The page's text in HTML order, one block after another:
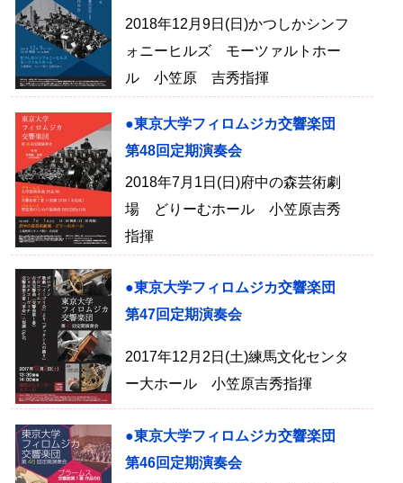
2018年12月9日(日)かつしかシンフ
ォニーヒルズ モーツァルトホー
ル 小笠原 吉秀指揮
●東京大学フィロムジカ交響楽団
第48回定期演奏会
2018年7月1日(日)府中の森芸術劇
場 どりーむホール 小笠原吉秀
指揮
●東京大学フィロムジカ交響楽団
第47回定期演奏会
2017年12月2日(土)練馬文化センタ
ー大ホール 小笠原吉秀指揮
●東京大学フィロムジカ交響楽団
第46回定期演奏会